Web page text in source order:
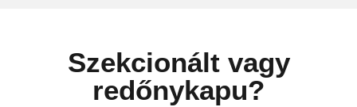
Szekcionált vagy
redőnykapu?